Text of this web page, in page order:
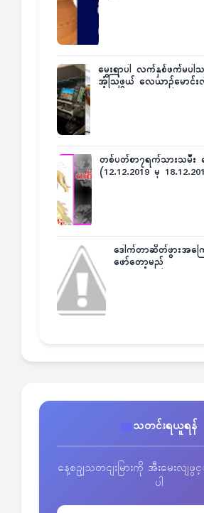
မွေးရာပါ လက်နှစ်ဖက်မပ
အံ့သြဖွယ် လေယာဉ်မောင်း
တစ်ပတ်စာ၇ရက်သားသမီး
(12.12.2019 မှ
ဒေါက်တာဆိတ်ဖွားအက
ဖော်တော့မည်
သတင်းရယူရန်
နေ့စဥျသတငျးမြားကို အီးမေးလ
ပါ